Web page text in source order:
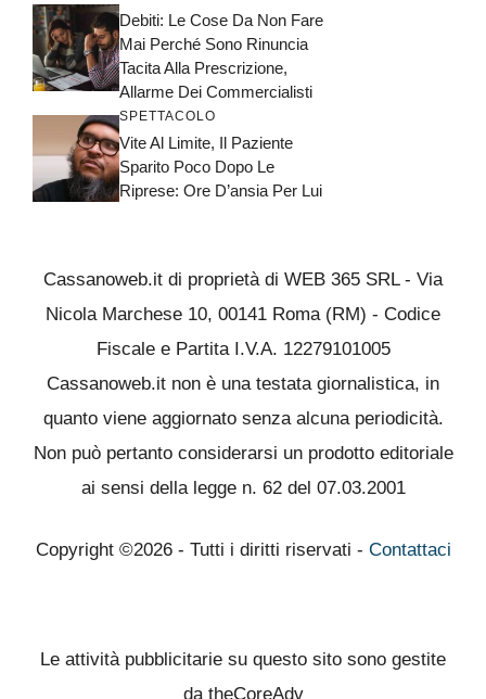
Debiti: Le Cose Da Non Fare
Mai Perché Sono Rinuncia
Tacita Alla Prescrizione,
Allarme Dei Commercialisti
SPETTACOLO
Vite Al Limite, Il Paziente
Sparito Poco Dopo Le
Riprese: Ore D’ansia Per Lui
Cassanoweb.it di proprietà di WEB 365 SRL - Via
Nicola Marchese 10, 00141 Roma (RM) - Codice
Fiscale e Partita I.V.A. 12279101005
Cassanoweb.it non è una testata giornalistica, in
quanto viene aggiornato senza alcuna periodicità.
Non può pertanto considerarsi un prodotto editoriale
ai sensi della legge n. 62 del 07.03.2001
Copyright ©2026 - Tutti i diritti riservati - Contattaci
Le attività pubblicitarie su questo sito sono gestite
da theCoreAdv